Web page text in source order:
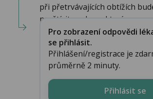
při přetrvávajících obtížích
navštívit urologa, který ...
Pro zobrazení odpovědi
se přihlásit.
Přihlášení/registrace je
průměrně 2 minuty.
Přihlásit se